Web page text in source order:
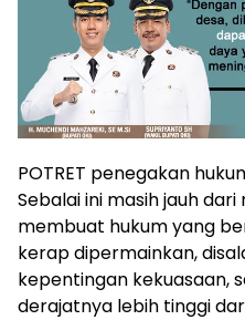
POTRET penegakan
Sebalai ini masih jauh
membuat hukum yang
kerap dipermainkan,
kepentingan kekuasaan,
derajatnya lebih tinggi